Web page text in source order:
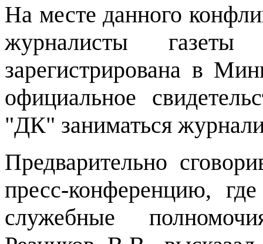
На месте данного
журналисты
зарегистрирована в
официальное
"ДК" заниматься
Предварительно
пресс-конференцию,
служебные